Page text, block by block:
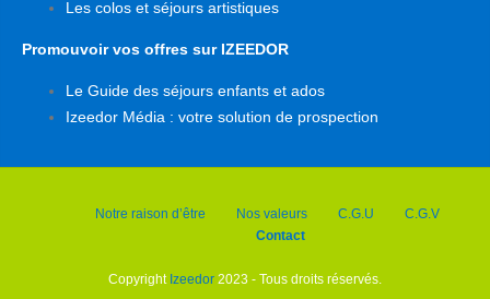
Les colos et séjours artistiques
Promouvoir vos offres sur IZEEDOR
Le Guide des séjours enfants et ados
Izeedor Média : votre solution de prospection
Notre raison d’être Nos valeurs C.G.U
C.G.V
Contact
Copyright Izeedor 2023 - Tous droits réservés.